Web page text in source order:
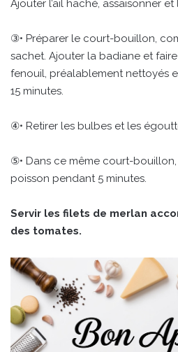
Ajouter l’ail haché, assaisonner et
③• Préparer le court-bouillon,
sachet. Ajouter la badiane et
fenouil, préalablement nettoyés
15 minutes.
④• Retirer les bulbes et les
⑤• Dans ce même court-
poisson pendant 5 minutes.
Servir les filets de merlan
des tomates.